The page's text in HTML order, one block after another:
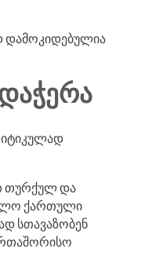
დამოკიდებულია
თურქულ და
ქართული
სთავაზობენ